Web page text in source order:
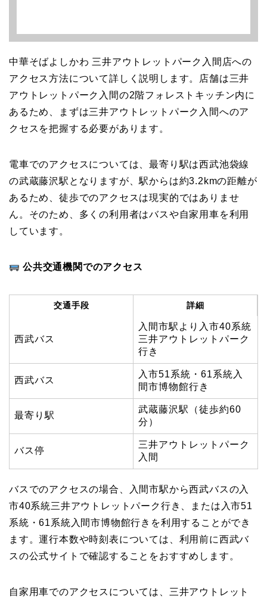
中華そばよしかわ 三井アウトレットパーク入間店への
アクセス方法について詳しく説明します。店舗は三井
アウトレットパーク入間の2階フォレストキッチン内に
あるため、まずは三井アウトレットパーク入間へのア
クセスを把握する必要があります。
電車でのアクセスについては、最寄り駅は西武池袋線
の武蔵藤沢駅となりますが、駅からは約3.2kmの距離が
あるため、徒歩でのアクセスは現実的ではありませ
ん。そのため、多くの利用者はバスや自家用車を利用
しています。
公共交通機関でのアクセス
交通手段 詳細
西武バス
入間市駅より入市40系統
三井アウトレットパーク
行き
西武バス
入市51系統・61系統入
間市博物館行き
最寄り駅
武蔵藤沢駅（徒歩約60
分）
バス停
三井アウトレットパーク
入間
バスでのアクセスの場合、入間市駅から西武バスの入
市40系統三井アウトレットパーク行き、または入市51
系統・61系統入間市博物館行きを利用することができ
ます。運行本数や時刻表については、利用前に西武バ
スの公式サイトで確認することをおすすめします。
自家用車でのアクセスについては、三井アウトレット